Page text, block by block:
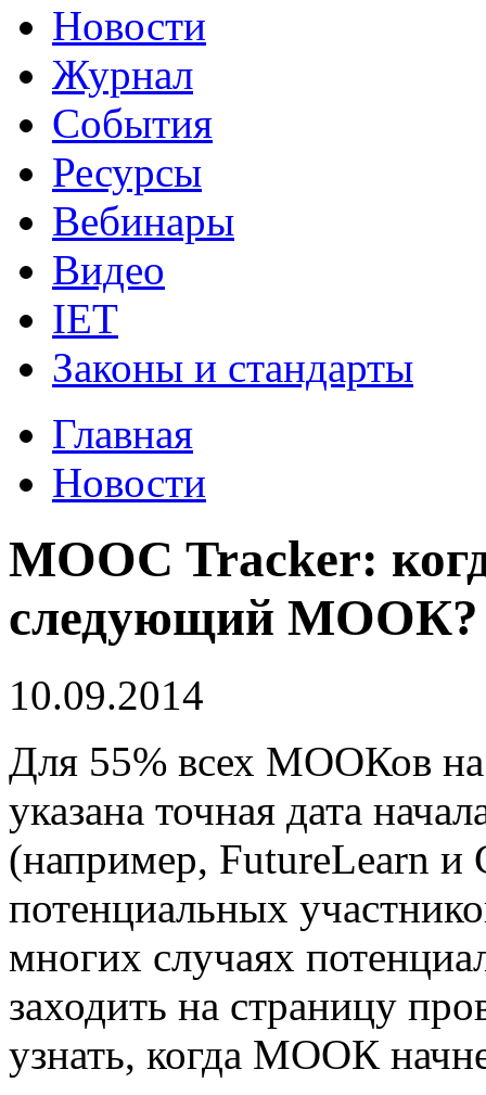
Новости
Журнал
События
Ресурсы
Вебинары
Видео
IET
Законы и стандарты
Главная
Новости
MOOC Tracker:
следующий МООК?
10.09.2014
Для 55% всех МООКов на
указана точная дата
(например, FutureLearn
потенциальных
многих случаях
заходить на страницу
узнать, когда МООК